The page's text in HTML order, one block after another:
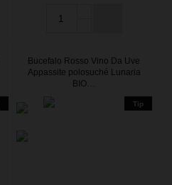
Bucefalo Rosso Vino Da Uve
Appassite polosuché Lunaria
BIO…
Tip